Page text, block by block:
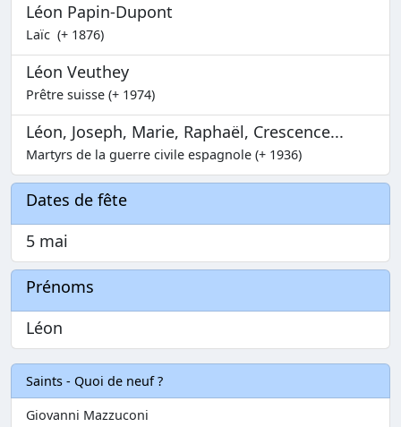
Léon Papin-Dupont
Laïc (+ 1876)
Léon Veuthey
Prêtre suisse (+ 1974)
Léon, Joseph, Marie, Raphaël, Crescence...
Martyrs de la guerre civile espagnole (+ 1936)
Dates de fête
5 mai
Prénoms
Léon
Saints - Quoi de neuf ?
Giovanni Mazzuconi